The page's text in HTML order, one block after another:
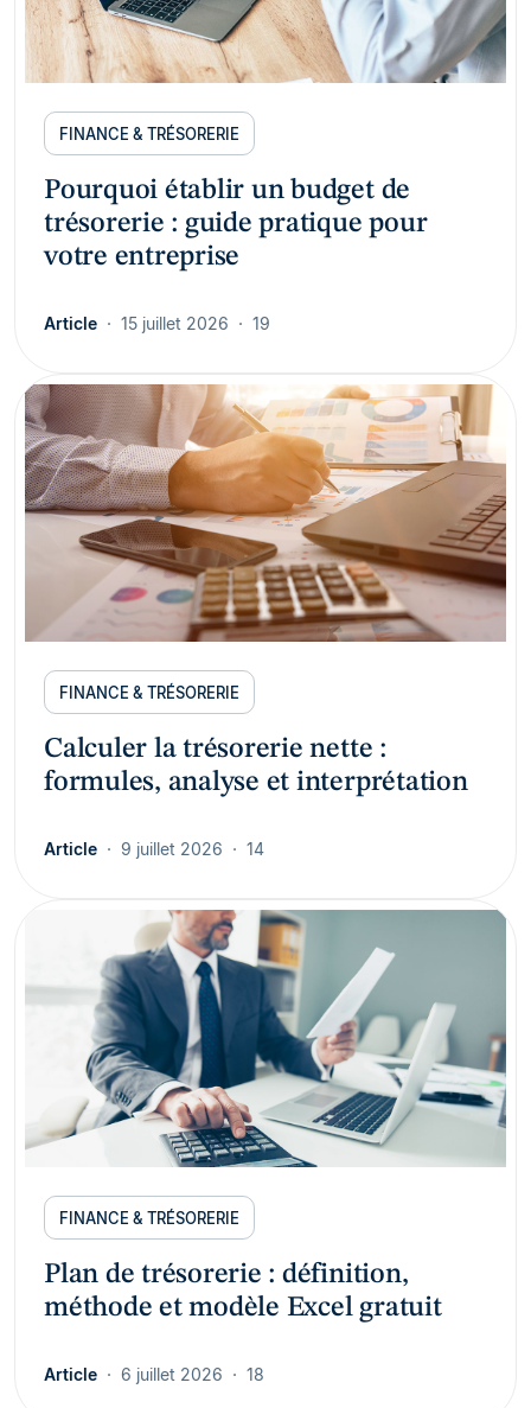
FINANCE & TRÉSORERIE
Pourquoi établir un budget de
trésorerie : guide pratique pour
votre entreprise
Article 15 juillet 2026 19
FINANCE & TRÉSORERIE
Calculer la trésorerie nette :
formules, analyse et interprétation
Article 9 juillet 2026 14
FINANCE & TRÉSORERIE
Plan de trésorerie : définition,
méthode et modèle Excel gratuit
Article 6 juillet 2026 18